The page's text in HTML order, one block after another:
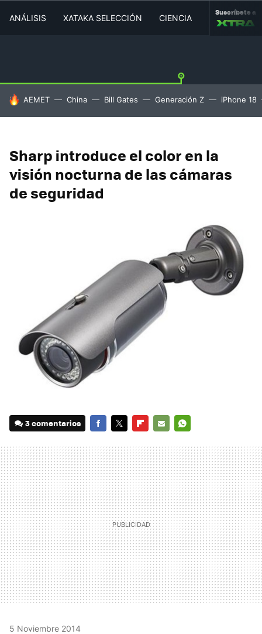
ANÁLISIS XATAKA SELECCIÓN CIENCIA MOVILIDAD
Suscríbete a
HOY SE HABLA DE
AEMET China Bill Gates Generación Z iPhone 18
Sharp introduce el color en la
visión nocturna de las cámaras
de seguridad
3 comentarios
MAIL
5 Noviembre 2014